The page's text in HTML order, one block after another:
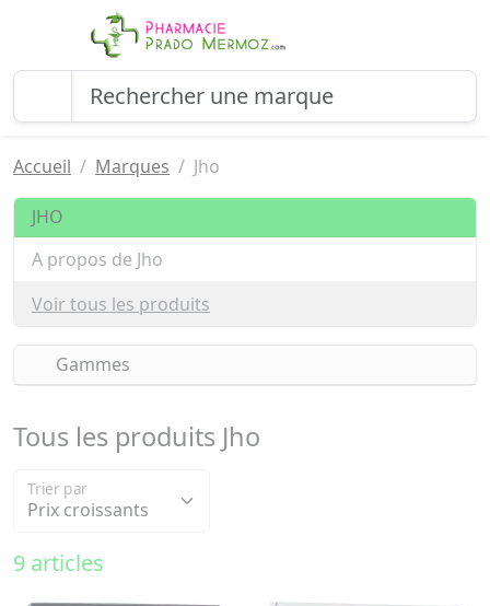
Accueil Marques Jho
JHO
A propos de Jho
Voir tous les produits
Gammes
Tous les produits Jho
Trier par
9 articles